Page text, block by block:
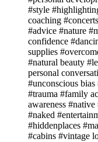
#style
coaching #concerts
#advice #nature
confidence
supplies
#natural beauty
personal
#unconscious bias
#trauma #family
awareness #native
#naked
#hiddenplaces
#cabins #vintage